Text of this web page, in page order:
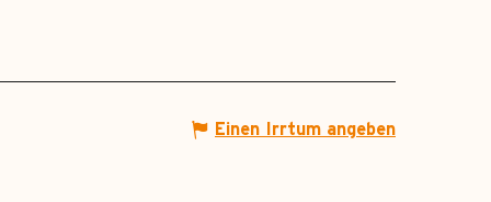
Einen Irrtum angeben